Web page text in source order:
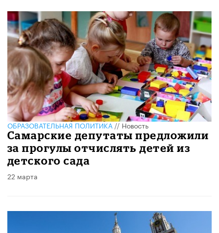
ОБРАЗОВАТЕЛЬНАЯ ПОЛИТИКА//Новость
Самарские депутаты предложили
за прогулы отчислять детей из
детского сада
22 марта